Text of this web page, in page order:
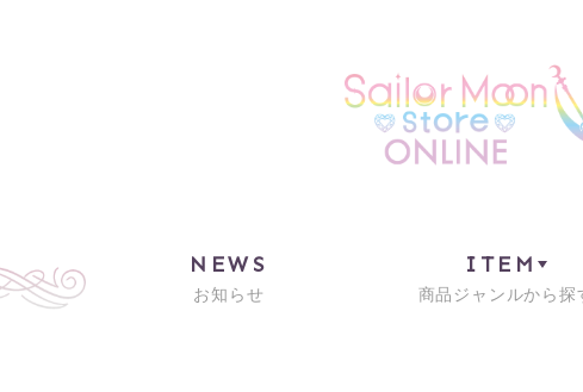
NEWS
お知らせ
ITEM
商品ジャンルから探